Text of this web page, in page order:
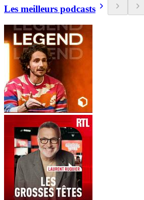
Les meilleurs podcasts